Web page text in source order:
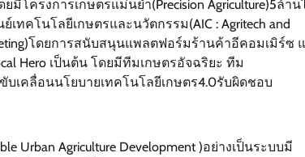
โครงการเกษตรแม่นยำ(Precision Agriculture)5ล้าน
ทคโนโลยีเกษตรและนวัตกรรม(AIC : Agritech and
โดยการสนับสนุนแพลตฟอร์มร้านค้าอีคอมเมิร์ซ
Hero เป็นต้น โดยมีทีมเกษตรอัจฉริยะ ทีม
บเคลื่อนนโยบายเทคโนโลยีเกษตร4.0รับผิดชอบ
Urban Agriculture Development )อย่างเป็นระบบมี